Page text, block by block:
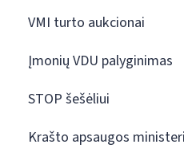
VMI turto aukcionai
Įmonių VDU palyginimas
STOP šešėliui
Krašto apsaugos